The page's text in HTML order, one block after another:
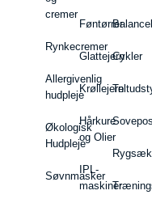
cremer
Rynkecremer
Allergivenlig
hudpleje
Økologisk
Hudpleje
Søvnmasker
Føntørrer
Glattejern
Krøllejern
Hårkure
og Olier
IPL-
maskiner
Cykler